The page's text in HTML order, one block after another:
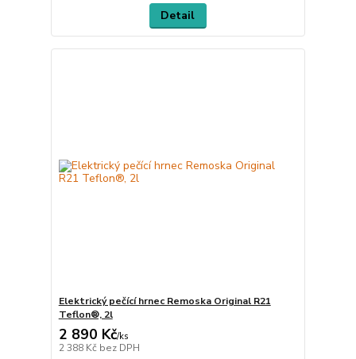
Detail
Elektrický pečící hrnec Remoska Original R21
Teflon®, 2l
2 890 Kč/ks
2 388 Kč bez DPH